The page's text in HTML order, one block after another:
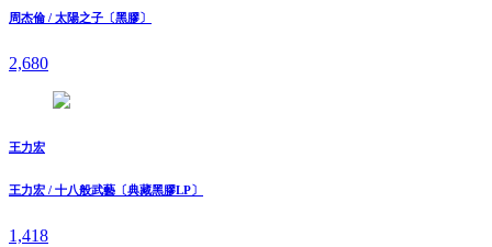
周杰倫 / 太陽之子〔黑膠〕
2,680
王力宏
王力宏 / 十八般武藝〔典藏黑膠LP〕
1,418